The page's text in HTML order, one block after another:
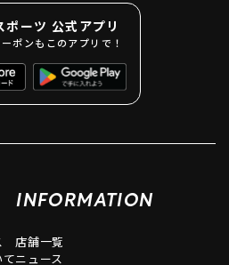
ポーツ 公式アプリ
ポンもこのアプリで！
INFORMATION
店舗一覧
ニュース